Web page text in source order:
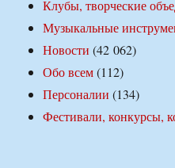
Клубы, творческие
Музыкальные
Новости (42 062)
Обо всем(112)
Персоналии (134)
Фестивали, конкурсы,